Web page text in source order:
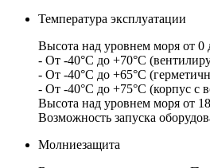
Температура эксплуатации
Высота над уровнем моря от 0
- От -40°C до +70°C
- От -40°C до +65°C
- От -40°C до +75°C (корпус с
Высота над уровнем моря от
Возможность запуска
Молниезащита